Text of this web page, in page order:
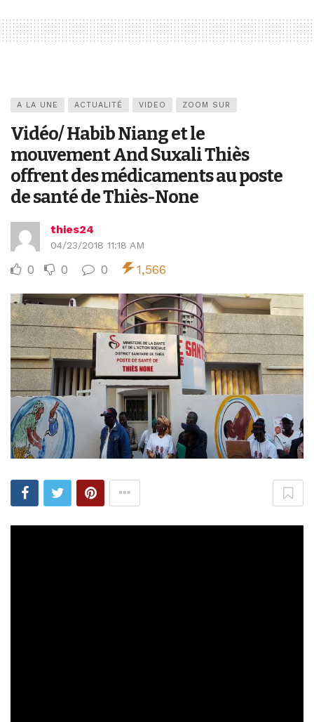
A LA UNE ACTUALITÉ VIDEO ZOOM SUR
Vidéo/ Habib Niang et le
mouvement And Suxali Thiès
offrent des médicaments au poste
de santé de Thiès-None
thies24
04/23/2018 11:18 AM
0 0 0 1,566